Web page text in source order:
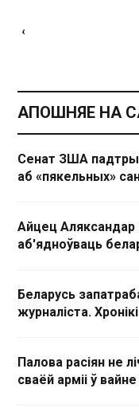
‹
АПОШНЯЕ НА
Сенат ЗША
аб «пякельных»
Айцец Аляксандар
аб'ядноўваць
Беларусь
журналіста.
Палова расіян не
сваёй арміі ў